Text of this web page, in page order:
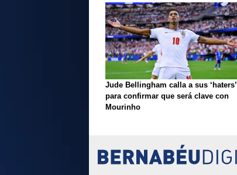
Jude Bellingham calla a sus ‘haters’
para confirmar que será clave con
Mourinho